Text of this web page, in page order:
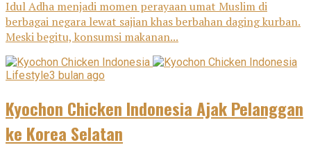
Idul Adha menjadi momen perayaan umat Muslim di
berbagai negara lewat sajian khas berbahan daging kurban.
Meski begitu, konsumsi makanan...
Lifestyle3 bulan ago
Kyochon Chicken Indonesia Ajak Pelanggan
ke Korea Selatan